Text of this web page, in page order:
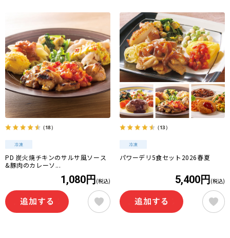
（18）
PD 炭火焼チキンのサルサ風ソース
&豚肉のカレーソ...
1,080円 (税込)
（13）
パワーデリ5食セット2026春夏
5,400円 (税込)